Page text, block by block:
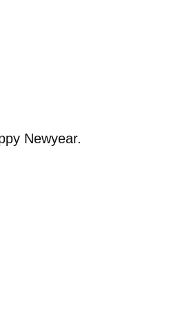
Newyear.